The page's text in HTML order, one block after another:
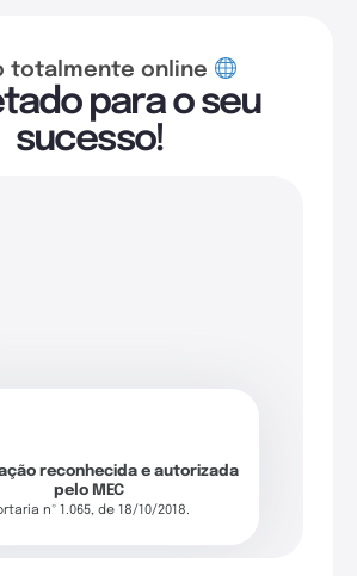
totalmente online
para o seu
sucesso!
reconhecida e autorizada
pelo MEC
nº 1.065, de 18/10/2018.